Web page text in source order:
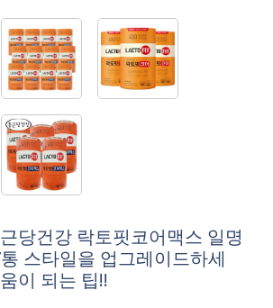
당건강 락토핏코어맥스 일명
스타일을 업그레이드하세
이 되는 팁!!